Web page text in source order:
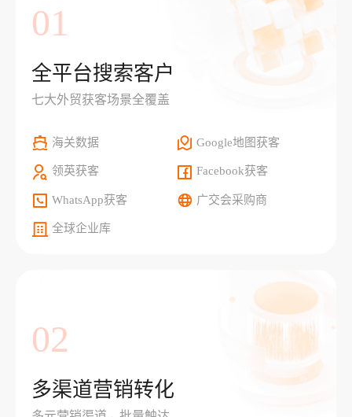
01
全平台搜索客户
七大外贸获客场景全覆盖
海关数据 Google地图获客
领英获客 Facebook获客
WhatsApp获客 广交会采购商
全球企业库
02
多渠道营销转化